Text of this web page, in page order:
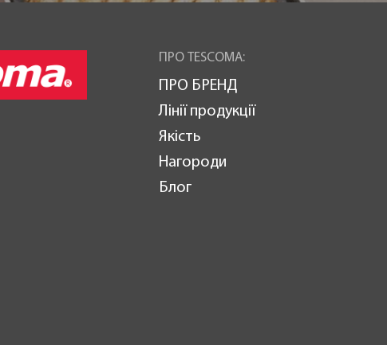
ПРО TESCOMA:
ПРО БРЕНД
Лінії продукції
Якість
Нагороди
Блог